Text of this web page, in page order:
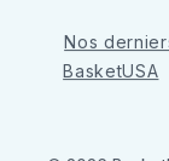
Nos
BasketUSA